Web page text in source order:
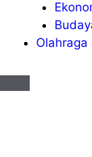
Olahraga